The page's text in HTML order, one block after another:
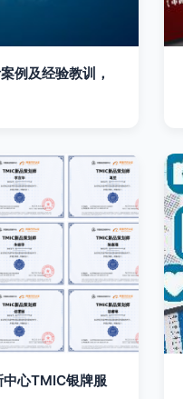
例及经验教训，
心TMIC银牌服